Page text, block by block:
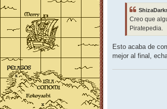
Creo que
Piratepedia.
Esto acaba de
mejor al final,